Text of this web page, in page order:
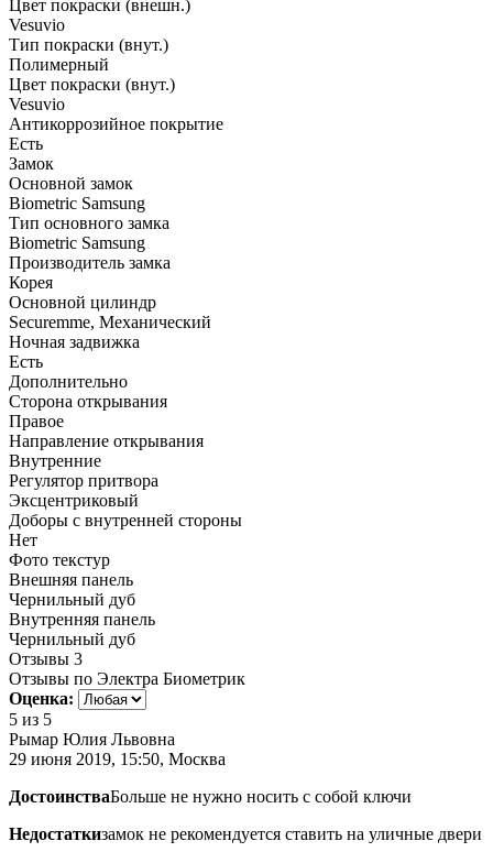
Цвет покраски (внешн.)
Vesuvio
Тип покраски (внут.)
Полимерный
Цвет покраски (внут.)
Vesuvio
Антикоррозийное покрытие
Есть
Замок
Основной замок
Biometric Samsung
Тип основного замка
Biometric Samsung
Производитель замка
Корея
Основной цилиндр
Securemme, Механический
Ночная задвижка
Есть
Дополнительно
Сторона открывания
Правое
Направление открывания
Внутренние
Регулятор притвора
Эксцентриковый
Доборы с внутренней стороны
Нет
Фото текстур
Внешняя панель
Чернильный дуб
Внутренняя панель
Чернильный дуб
Отзывы 3
Отзывы по Электра Биометрик
Оценка:
5 из 5
Рымар Юлия Львовна
29 июня 2019, 15:50, Москва
ДостоинстваБольше не нужно носить с собой ключи
Недостаткизамок не рекомендуется ставить на уличные двери